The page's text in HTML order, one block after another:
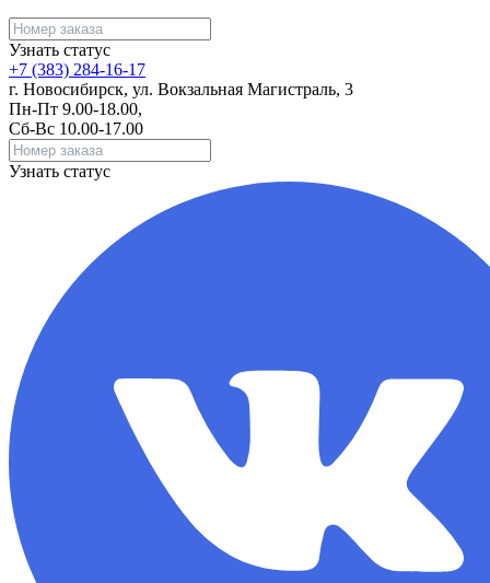
Узнать статус
+7 (383) 284-16-17
г. Новосибирск, ул. Вокзальная Магистраль, 3
Пн-Пт 9.00-18.00,
Сб-Вс 10.00-17.00
Узнать статус